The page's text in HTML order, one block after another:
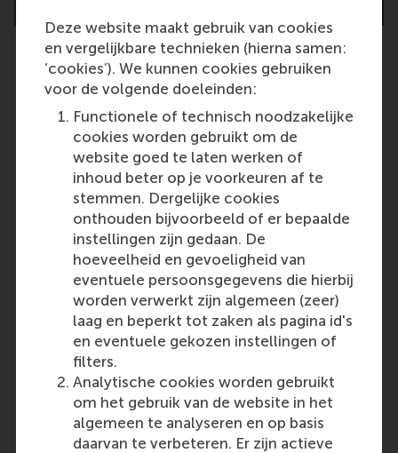
Deze website maakt gebruik van cookies
en vergelijkbare technieken (hierna samen:
‘cookies’). We kunnen cookies gebruiken
voor de volgende doeleinden:
Functionele of technisch noodzakelijke
cookies worden gebruikt om de
website goed te laten werken of
inhoud beter op je voorkeuren af te
stemmen. Dergelijke cookies
onthouden bijvoorbeeld of er bepaalde
instellingen zijn gedaan. De
hoeveelheid en gevoeligheid van
eventuele persoonsgegevens die hierbij
worden verwerkt zijn algemeen (zeer)
laag en beperkt tot zaken als pagina id's
en eventuele gekozen instellingen of
filters.
Analytische cookies worden gebruikt
om het gebruik van de website in het
algemeen te analyseren en op basis
daarvan te verbeteren. Er zijn actieve
Do you offer part-time
opportunities?
ERIM's Full-time PhD programme is
available only on a full-time basis. If
you are interested in ERIM's part-
time PhD programme, please refer
tothis page
Last update:
Friday, 11 October 2024
More options
Copy link: